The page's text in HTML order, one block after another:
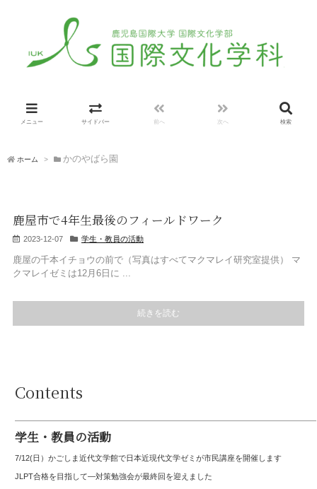
メニュー サイドバー 前へ 次へ 検索
ホーム > かのやばら園
鹿屋市で4年生最後のフィールドワーク
2023-12-07 学生・教員の活動
鹿屋の千本イチョウの前で（写真はすべてマクマレイ研究室提供） マ
クマレイゼミは12月6日に ...
続きを読む
Contents
学生・教員の活動
7/12(日）かごしま近代文学館で日本近現代文学ゼミが市民講座を開催します
JLPT合格を目指して—対策勉強会が最終回を迎えました